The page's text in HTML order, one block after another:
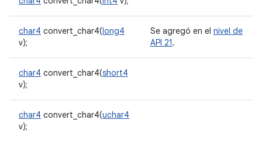
char4 convert_char4(long4
v);
Se agregó en el nivel de
API 21.
char4 convert_char4(short4
v);
char4 convert_char4(uchar4
v);